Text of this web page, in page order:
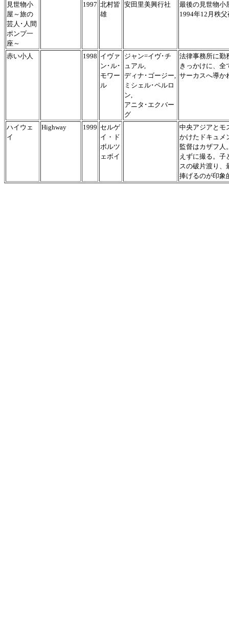
見世物小
屋～旅の
芸人･人間
ポンプ一
座～
1997 北村皆
雄
安田里美興行社
最後の見世物小
1994年12月秩
赤い小人 1998 イヴァ
ン･ル･
モワー
ル
ジャン=イヴ･チ
ュアル,
ディナ･ゴージー,
ミシェル･ペルロ
ン,
アニタ･エクバー
グ
法律事務所に勤
きっかけに、全
サーカスへ導か
ハイウェ
イ
Highway 1999 セルゲ
イ・ド
ボルツ
ェボイ
中央アジアとモ
かけたドキュメ
監督はカザフ人
えずに撮る。子
スの破片渡り、
捧げるのが印象